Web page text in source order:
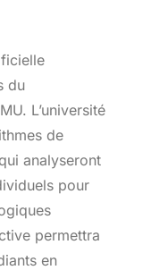
du
L’université
de
analyseront
pour
permettra
en